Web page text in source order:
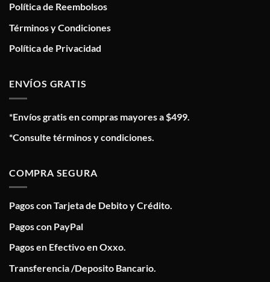
Política de Reembolsos
Términos y Condiciones
Política de Privacidad
ENVÍOS GRATIS
*Envíos gratis en compras mayores a $499.
*Consulte términos y condiciones.
COMPRA SEGURA
Pagos con Tarjeta de Debito y Crédito.
Pagos con PayPal
Pagos en Efectivo en Oxxo.
Transferencia /Deposito Bancario.